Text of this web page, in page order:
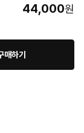
44,000원
매하기